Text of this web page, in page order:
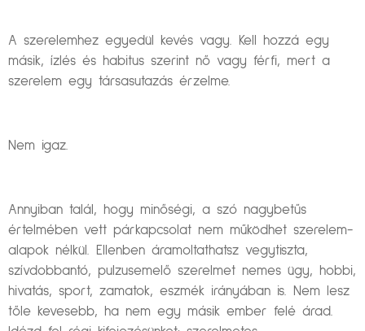
A szerelemhez egyedül kevés vagy. Kell hozzá egy
másik, ízlés és habitus szerint nő vagy férfi, mert a
szerelem egy társasutazás érzelme.
Nem igaz.
Annyiban talál, hogy minőségi, a szó nagybetűs
értelmében vett párkapcsolat nem működhet szerelem-
alapok nélkül. Ellenben áramoltathatsz vegytiszta,
szívdobbantó, pulzusemelő szerelmet nemes ügy, hobbi,
hivatás, sport, zamatok, eszmék irányában is. Nem lesz
tőle kevesebb, ha nem egy másik ember felé árad.